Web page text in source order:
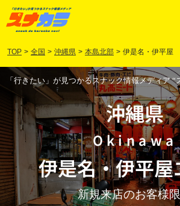
TOP > 全国 > 沖縄県 > 本島北部 > 伊是名・伊平屋
「行きたい」が見つかるスナック情報メディア “
沖縄県
Okinawa
伊是名・伊平屋
新規来店のお客様